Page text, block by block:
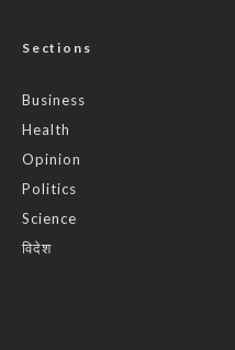
Sections
Business
Health
Opinion
Politics
Science
विदेश